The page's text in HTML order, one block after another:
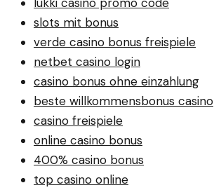
slots mit bonus
verde casino bonus freispiele
netbet casino login
casino bonus ohne einzahlung
beste willkommensbonus casino
casino freispiele
online casino bonus
400% casino bonus
top casino online